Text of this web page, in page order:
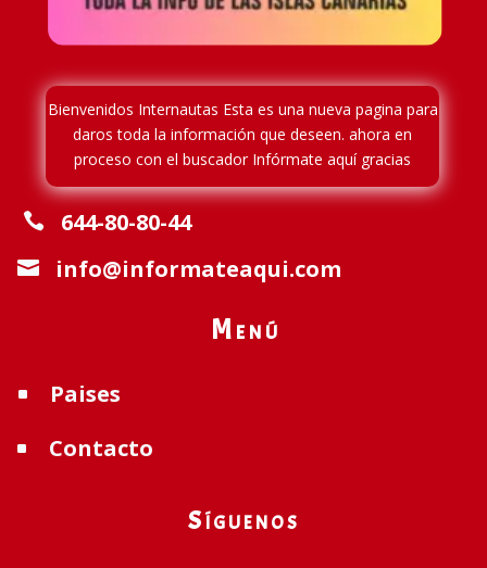
Bienvenidos Internautas Esta es una nueva pagina para
daros toda la información que deseen. ahora en
proceso con el buscador Infórmate aquí gracias
 644-80-80-44
 info@informateaqui.com
Menú
^ Paises
^ Contacto
Síguenos